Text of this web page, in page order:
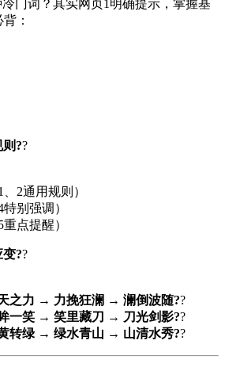
门词？其实网页1明确提示，掌握基
：
??
2通用规则）
别强调）
点提醒）
??
之力 → 力挽狂澜 → 澜倒波随??
一笑 → 笑里藏刀 → 刀光剑影??
转绿 → 绿水青山 → 山清水秀??